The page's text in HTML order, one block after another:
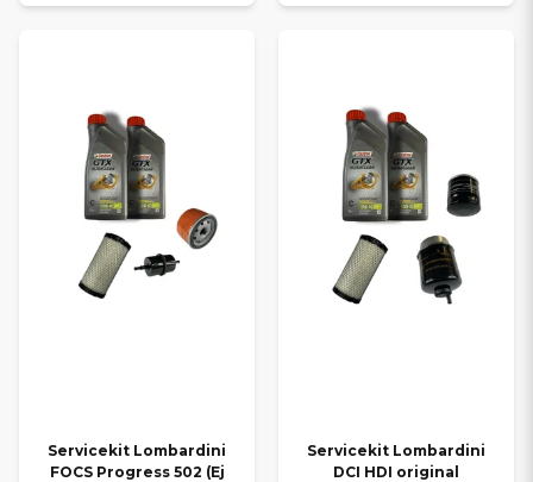
REGELBUNDEN SERVICE AV
MICROCAR MOPEDBIL
Regelbundenservice av din Microcar mopedbil
förbättrar
driftsäkerheten, minskar slitage och bidrar till jämn motorgång.
Med rätt servicekit säkerställer du trygg drift, optimal prestanda
och lång livslängd.
Servicekit Lombardini
FOCS Progress 502 (Ej
Servicekit Lombardini
DCI HDI original